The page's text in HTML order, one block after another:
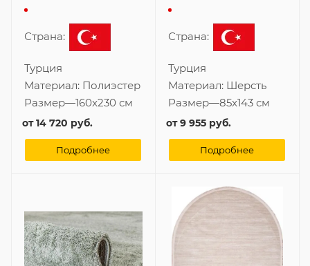
Страна:
Турция
Материал: Полиэстер
Размер—160x230 см
от14 720 руб.
Подробнее
Страна:
Турция
Материал: Шерсть
Размер—85x143 см
от9 955 руб.
Подробнее